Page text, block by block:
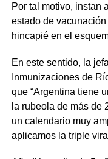
Por tal motivo, instan
estado de
hincapié en el
En este sentido, la
Inmunizaciones de
que “Argentina tiene
la rubeola de más de
un calendario muy
aplicamos la triple